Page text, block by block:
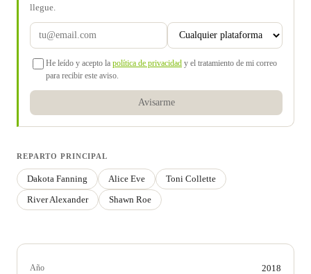
llegue.
He leído y acepto la política de privacidad y el tratamiento de mi correo
para recibir este aviso.
Avisarme
REPARTO PRINCIPAL
Dakota Fanning Alice Eve
Toni Collette
River Alexander
Shawn Roe
Año 2018